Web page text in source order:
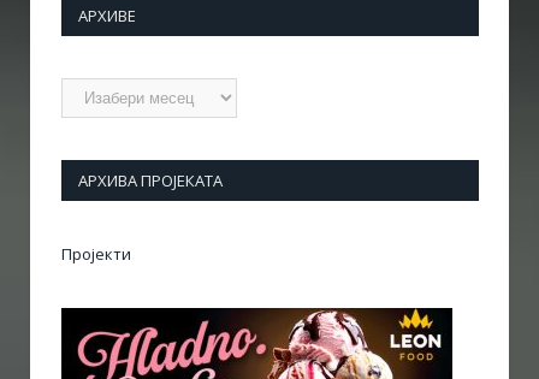
АРХИВЕ
Архиве
АРХИВА ПРОЈЕКАТА
Пројекти